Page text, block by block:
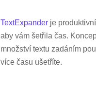
TextExpander je
aby vám šetřila čas.
množství textu zadáním
více času ušetříte.